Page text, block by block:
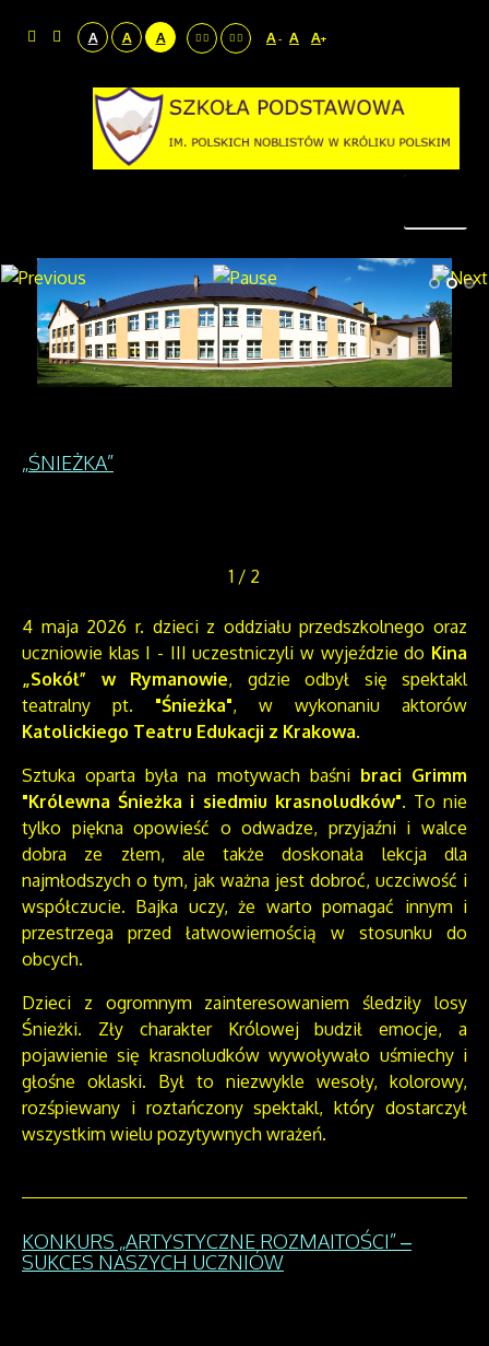
A A A A- A A+
„ŚNIEŻKA”
1 / 2
4 maja 2026 r. dzieci z oddziału przedszkolnego oraz
uczniowie klas I - III uczestniczyli w wyjeździe do Kina
„Sokół” w Rymanowie, gdzie odbył się spektakl
teatralny pt. "Śnieżka", w wykonaniu aktorów
Katolickiego Teatru Edukacji z Krakowa.
Sztuka oparta była na motywach baśni braci Grimm
"Królewna Śnieżka i siedmiu krasnoludków". To nie
tylko piękna opowieść o odwadze, przyjaźni i walce
dobra ze złem, ale także doskonała lekcja dla
najmłodszych o tym, jak ważna jest dobroć, uczciwość i
współczucie. Bajka uczy, że warto pomagać innym i
przestrzega przed łatwowiernością w stosunku do
obcych.
Dzieci z ogromnym zainteresowaniem śledziły losy
Śnieżki. Zły charakter Królowej budził emocje, a
pojawienie się krasnoludków wywoływało uśmiechy i
głośne oklaski. Był to niezwykle wesoły, kolorowy,
rozśpiewany i roztańczony spektakl, który dostarczył
wszystkim wielu pozytywnych wrażeń.
KONKURS „ARTYSTYCZNE ROZMAITOŚCI” –
SUKCES NASZYCH UCZNIÓW